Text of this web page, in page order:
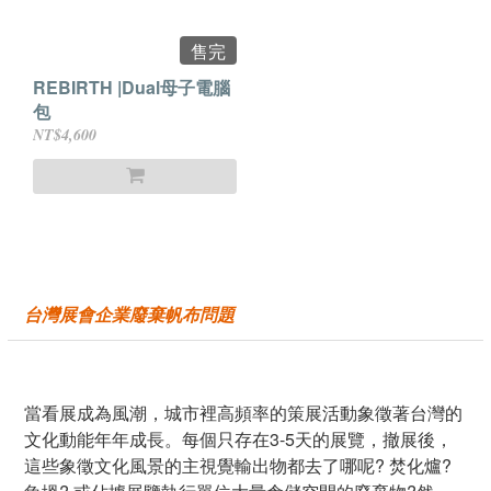
售完
REBIRTH |Dual母子電腦
包
NT$4,600
台灣展會企業廢棄帆布問題
當看展成為風潮，城市裡高頻率的策展活動象徵著台灣的
文化動能年年成長。每個只存在3-5天的展覽，撤展後，
這些象徵文化風景的主視覺輸出物都去了哪呢? 焚化爐?